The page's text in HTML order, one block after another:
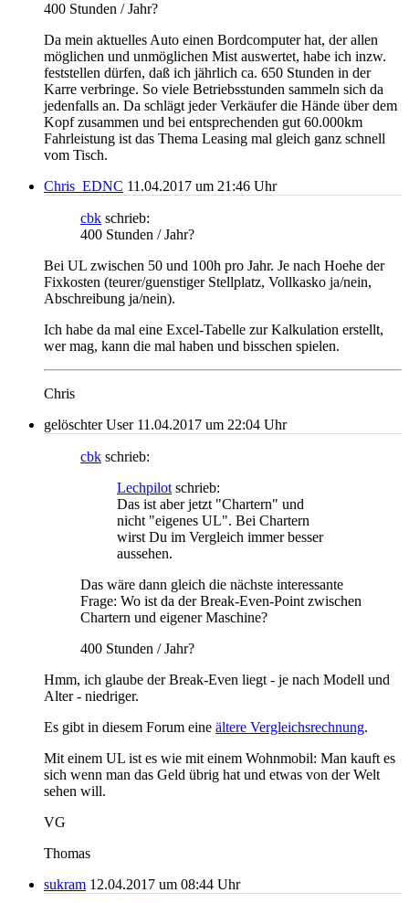
400 Stunden / Jahr?
Da mein aktuelles Auto einen Bordcomputer hat, der allen
möglichen und unmöglichen Mist auswertet, habe ich inzw.
feststellen dürfen, daß ich jährlich ca. 650 Stunden in der
Karre verbringe. So viele Betriebsstunden sammeln sich da
jedenfalls an. Da schlägt jeder Verkäufer die Hände über dem
Kopf zusammen und bei entsprechenden gut 60.000km
Fahrleistung ist das Thema Leasing mal gleich ganz schnell
vom Tisch.
Chris_EDNC 11.04.2017 um 21:46 Uhr
cbk schrieb:
400 Stunden / Jahr?
Bei UL zwischen 50 und 100h pro Jahr. Je nach Hoehe der
Fixkosten (teurer/guenstiger Stellplatz, Vollkasko ja/nein,
Abschreibung ja/nein).
Ich habe da mal eine Excel-Tabelle zur Kalkulation erstellt,
wer mag, kann die mal haben und bisschen spielen.
Chris
gelöschter User 11.04.2017 um 22:04 Uhr
cbk schrieb:
Lechpilot schrieb:
Das ist aber jetzt "Chartern" und
nicht "eigenes UL". Bei Chartern
wirst Du im Vergleich immer besser
aussehen.
Das wäre dann gleich die nächste interessante
Frage: Wo ist da der Break-Even-Point zwischen
Chartern und eigener Maschine?
400 Stunden / Jahr?
Hmm, ich glaube der Break-Even liegt - je nach Modell und
Alter - niedriger.
Es gibt in diesem Forum eine ältere Vergleichsrechnung.
Mit einem UL ist es wie mit einem Wohnmobil: Man kauft es
sich wenn man das Geld übrig hat und etwas von der Welt
sehen will.
VG
Thomas
sukram 12.04.2017 um 08:44 Uhr